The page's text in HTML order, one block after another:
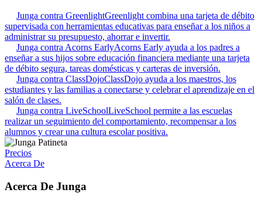
Junga contra GreenlightGreenlight combina una tarjeta de débito
supervisada con herramientas educativas para enseñar a los niños a
administrar su presupuesto, ahorrar e invertir.
Junga contra Acorns EarlyAcorns Early ayuda a los padres a
enseñar a sus hijos sobre educación financiera mediante una tarjeta
de débito segura, tareas domésticas y carteras de inversión.
Junga contra ClassDojoClassDojo ayuda a los maestros, los
estudiantes y las familias a conectarse y celebrar el aprendizaje en el
salón de clases.
Junga contra LiveSchoolLiveSchool permite a las escuelas
realizar un seguimiento del comportamiento, recompensar a los
alumnos y crear una cultura escolar positiva.
Precios
Acerca De
Acerca De Junga